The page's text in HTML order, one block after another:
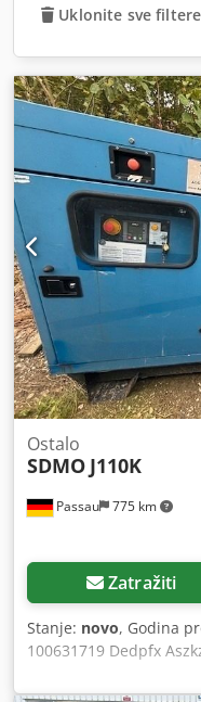
Uklonite sve filtere
Passau 775 km
Ostalo
SDMO J110K
Zatražiti
Stanje: novo, Godina
100631719 Dedpfx
transport (D x Š x V): 0
generatora: J110K